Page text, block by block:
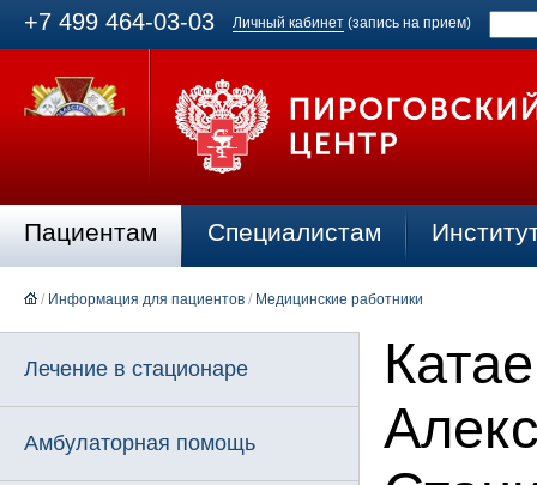
+7 499 464-03-03 Личный кабинет (запись на прием)
Пациентам Специалистам
/ Информация для пациентов / Медицинские работники
Лечение в стационаре
Амбулаторная помощь